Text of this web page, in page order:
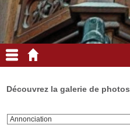
Découvrez la galerie de photos